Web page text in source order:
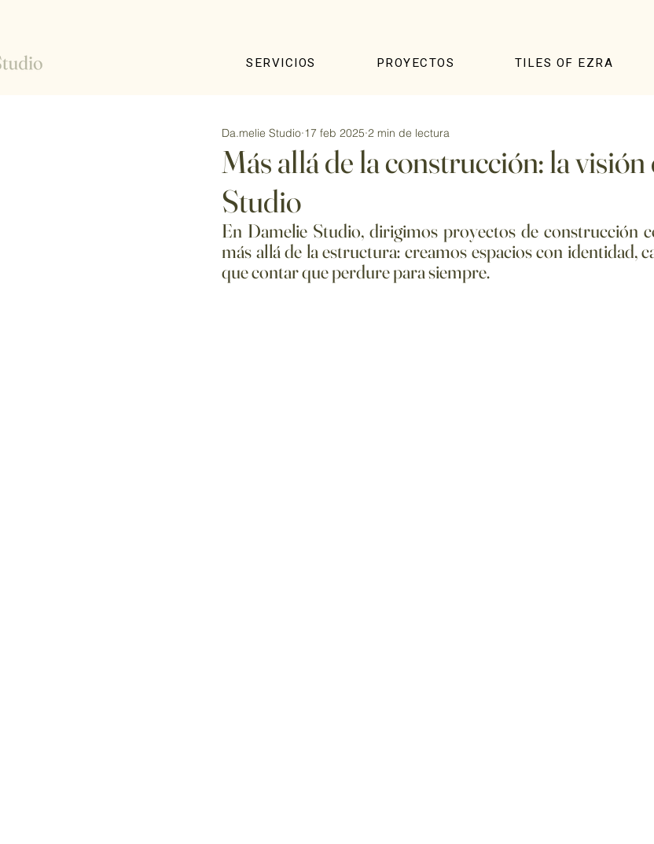
SERVICIOS PROYECTOS TILES OF EZRA
Más allá de la construcción: la
Studio
Da.melie Studio 17 feb 2025 2 min de lectura
En Damelie Studio, dirigimos proyectos de construcción
más allá de la estructura: creamos espacios con identidad,
que contar que perdure para siempre.